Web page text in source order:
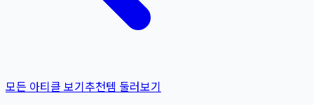
모든 아티클 보기추천템 둘러보기